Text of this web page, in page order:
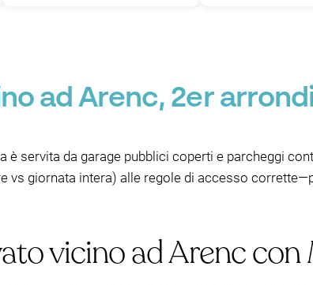
ad Arenc, 2er
è servita da garage pubblici coperti e parcheggi
vs giornata intera) alle regole di accesso
vicino ad Arenc